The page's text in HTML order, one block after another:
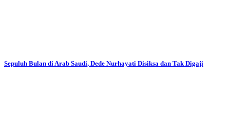
Sepuluh Bulan di Arab Saudi, Dede Nurhayati Disiksa dan Tak Digaji